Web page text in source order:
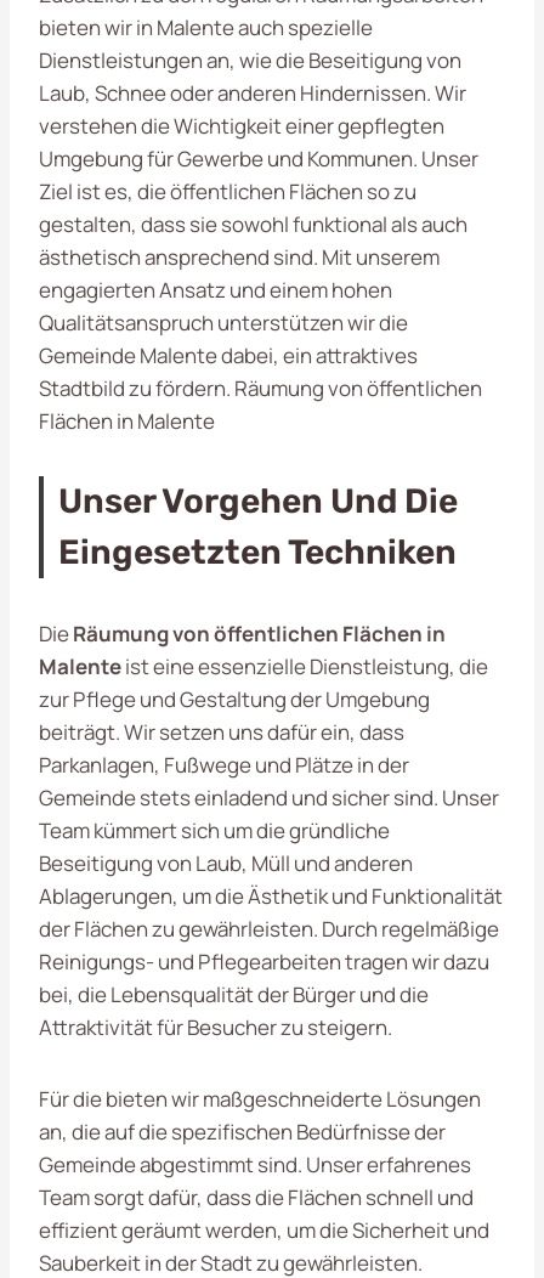
bieten wir in Malente auch spezielle
Dienstleistungen an, wie die Beseitigung von
Laub, Schnee oder anderen Hindernissen. Wir
verstehen die Wichtigkeit einer gepflegten
Umgebung für Gewerbe und Kommunen. Unser
Ziel ist es, die öffentlichen Flächen so zu
gestalten, dass sie sowohl funktional als auch
ästhetisch ansprechend sind. Mit unserem
engagierten Ansatz und einem hohen
Qualitätsanspruch unterstützen wir die
Gemeinde Malente dabei, ein attraktives
Stadtbild zu fördern. Räumung von öffentlichen
Flächen in Malente
Unser Vorgehen Und Die
Eingesetzten Techniken
DieRäumung von öffentlichen Flächen in
Malenteist eine essenzielle Dienstleistung, die
zur Pflege und Gestaltung der Umgebung
beiträgt. Wir setzen uns dafür ein, dass
Parkanlagen, Fußwege und Plätze in der
Gemeinde stets einladend und sicher sind. Unser
Team kümmert sich um die gründliche
Beseitigung von Laub, Müll und anderen
Ablagerungen, um die Ästhetik und Funktionalität
der Flächen zu gewährleisten. Durch regelmäßige
Reinigungs- und Pflegearbeiten tragen wir dazu
bei, die Lebensqualität der Bürger und die
Attraktivität für Besucher zu steigern.
Für diebieten wir maßgeschneiderte Lösungen
an, die auf die spezifischen Bedürfnisse der
Gemeinde abgestimmt sind. Unser erfahrenes
Team sorgt dafür, dass die Flächen schnell und
effizient geräumt werden, um die Sicherheit und
Sauberkeit in der Stadt zu gewährleisten.